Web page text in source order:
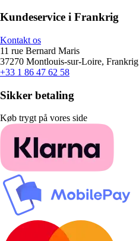
Kundeservice i Frankrig
Kontakt os
11 rue Bernard Maris
37270 Montlouis-sur-Loire, Frankrig
+33 1 86 47 62 58
Sikker betaling
Køb trygt på vores side